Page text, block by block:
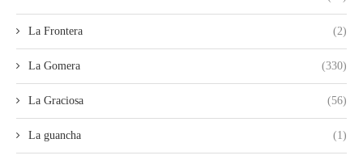
La Frontera (2)
La Gomera (330)
La Graciosa (56)
La guancha (1)